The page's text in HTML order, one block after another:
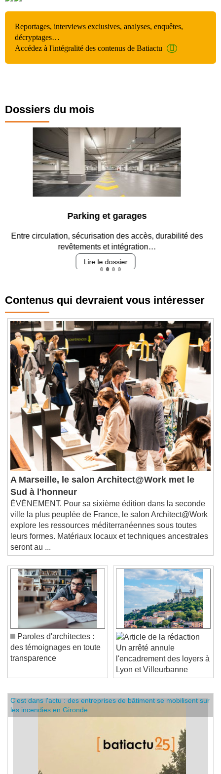
Reportages, interviews exclusives, analyses, enquêtes,
décryptages…
Accédez à l'intégralité des contenus de Batiactu
Dossiers du mois
Parking et garages
Entre circulation, sécurisation des accès, durabilité des
revêtements et intégration…
Lire le dossier
Contenus qui devraient vous intéresser
A Marseille, le salon Architect@Work met le
Sud à l'honneur
ÉVÉNEMENT. Pour sa sixième édition dans la seconde
ville la plus peuplée de France, le salon Architect@Work
explore les ressources méditerranéennes sous toutes
leurs formes. Matériaux locaux et techniques ancestrales
seront au ...
Paroles d'architectes :
des témoignages en toute
Un arrêté annule
l'encadrement des loyers à
Lyon et Villeurbanne
C'est dans l'actu : des entreprises de bâtiment se mobilisent sur
les incendies en Gironde